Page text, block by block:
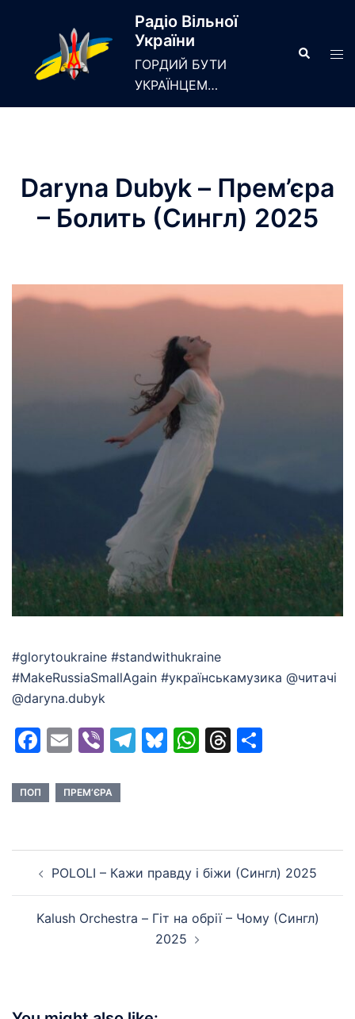
Радіо Вільної
України
ГОРДИЙ БУТИ
УКРАЇНЦЕМ…
Search
Daryna Dubyk – Прем’єра
– Болить (Сингл) 2025
#glorytoukraine #standwithukraine
#MakeRussiaSmallAgain #українськамузика @читачі
@daryna.dubyk
Facebook
EmailViberTelegram
Bluesky
WhatsApp
Threads
ПОП ПРЕМ’ЄРА
navigation
POLOLI – Кажи правду і біжи (Сингл) 2025
Kalush Orchestra – Гіт на обрії – Чому (Сингл)
2025